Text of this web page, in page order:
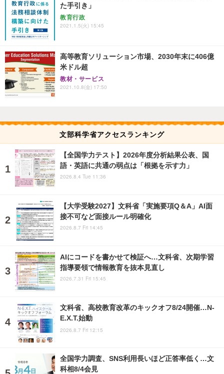
た手引き」
教育行政
2021.1.5(火) 15:45
高等教育ソリューション市場、2030年末に406億
米ドル超
教材・サービス
2021.10.8(金) 17:50
文部科学省アクセスランキング
【全国学力テスト】2026年度分析結果公表、国
語・英語に共通の弱点は「根拠を示す力」
2026.8.4 Tue 11:36
【大学受験2027】文科省「実施要項Q＆A」AI面
接不可など面接ルール明確化
2026.8.7 Fri 14:45
AIにコードを書かせて検証へ…文科省、次期学習
指導要領で情報教育を抜本見直し
2026.7.31 Fri 15:45
文科省、高校教育改革のキックオフ8/24開催…N-
E.X.T.始動
2026.8.7 Fri 12:15
全国学力調査、SNS利用長いほど正答率低く…文
科相8/4会見